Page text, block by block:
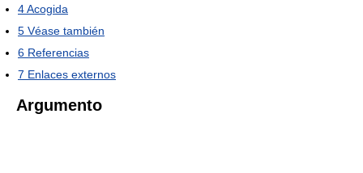
4Acogida
5 Véase también
6 Referencias
7 Enlaces externos
Argumento